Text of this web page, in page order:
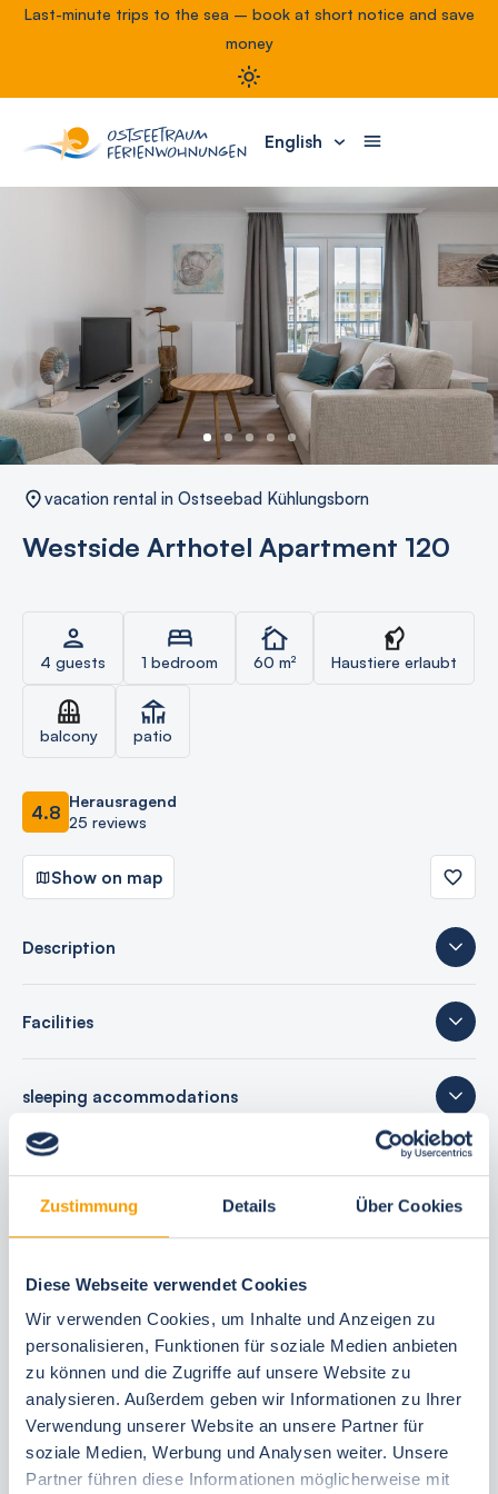
Zustimmung Details Über Cookies
Diese Webseite verwendet Cookies
Wir verwenden Cookies, um Inhalte und Anzeigen zu
personalisieren, Funktionen für soziale Medien anbieten
zu können und die Zugriffe auf unsere Website zu
analysieren. Außerdem geben wir Informationen zu Ihrer
Verwendung unserer Website an unsere Partner für
soziale Medien, Werbung und Analysen weiter. Unsere
Partner führen diese Informationen möglicherweise mit
Last-minute trips to the sea – book at short notice and save
money
English
vacation rental in Ostseebad Kühlungsborn
Westside Arthotel Apartment 120
4 guests 1 bedroom 60 m² Haustiere erlaubt
balcony patio
4.8 Herausragend
25 reviews
Show on map
Description
Facilities
sleeping accommodations
25 reviews
Your booking benefits
best price guarantee
Reserve free of charge for 24 hours
30 Tage vor Anreise kostenfrei stornieren
Flexible arrival and departure 24/7
Personal consultations